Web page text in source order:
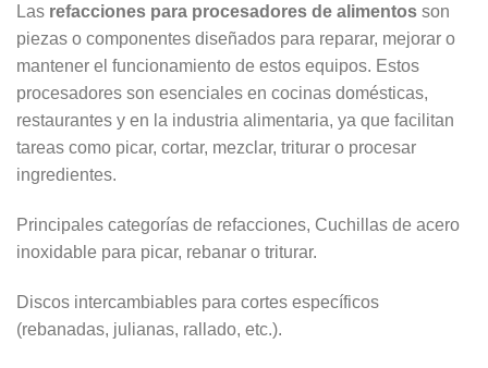
Las refacciones para procesadores de alimentos son
piezas o componentes diseñados para reparar, mejorar o
mantener el funcionamiento de estos equipos. Estos
procesadores son esenciales en cocinas domésticas,
restaurantes y en la industria alimentaria, ya que facilitan
tareas como picar, cortar, mezclar, triturar o procesar
ingredientes.
Principales categorías de refacciones, Cuchillas de acero
inoxidable para picar, rebanar o triturar.
Discos intercambiables para cortes específicos
(rebanadas, julianas, rallado, etc.).